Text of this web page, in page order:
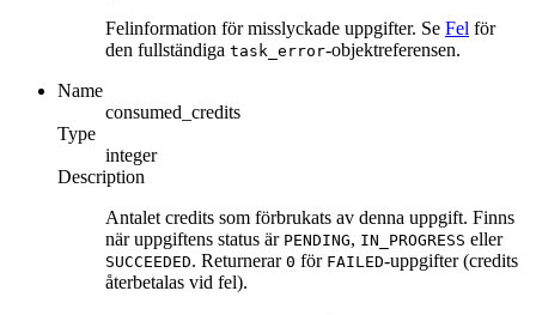
Felinformation för misslyckade uppgifter. Se Fel för
den fullständiga task_error-objektreferensen.
Name
consumed_credits
Type
integer
Description
Antalet credits som förbrukats av denna uppgift. Finns
när uppgiftens status är PENDING, IN_PROGRESS eller
SUCCEEDED. Returnerar 0 för FAILED-uppgifter (credits
återbetalas vid fel).